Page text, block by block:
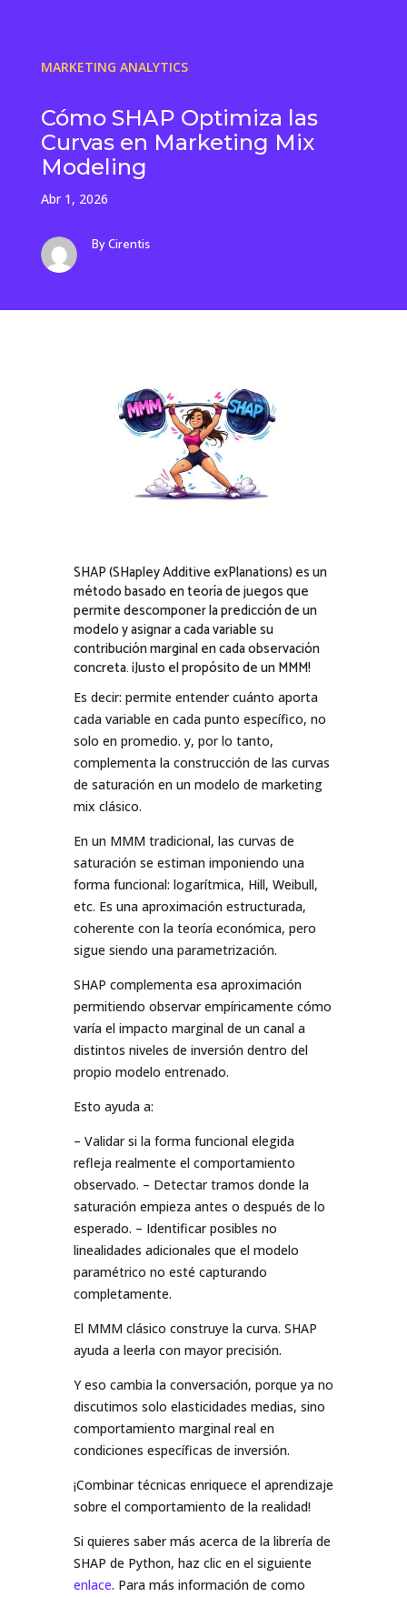
MARKETING ANALYTICS
Cómo SHAP Optimiza las
Curvas en Marketing Mix
Modeling
Abr 1, 2026
By Cirentis
SHAP (SHapley Additive exPlanations) es un
método basado en teoría de juegos que
permite descomponer la predicción de un
modelo y asignar a cada variable su
contribución marginal en cada observación
concreta. ¡Justo el propósito de un MMM!
Es decir: permite entender cuánto aporta
cada variable en cada punto específico, no
solo en promedio. y, por lo tanto,
complementa la construcción de las curvas
de saturación en un modelo de marketing
mix clásico.
En un MMM tradicional, las curvas de
saturación se estiman imponiendo una
forma funcional: logarítmica, Hill, Weibull,
etc. Es una aproximación estructurada,
coherente con la teoría económica, pero
sigue siendo una parametrización.
SHAP complementa esa aproximación
permitiendo observar empíricamente cómo
varía el impacto marginal de un canal a
distintos niveles de inversión dentro del
propio modelo entrenado.
Esto ayuda a:
– Validar si la forma funcional elegida
refleja realmente el comportamiento
observado. – Detectar tramos donde la
saturación empieza antes o después de lo
esperado. – Identificar posibles no
linealidades adicionales que el modelo
paramétrico no esté capturando
completamente.
El MMM clásico construye la curva. SHAP
ayuda a leerla con mayor precisión.
Y eso cambia la conversación, porque ya no
discutimos solo elasticidades medias, sino
comportamiento marginal real en
condiciones específicas de inversión.
¡Combinar técnicas enriquece el aprendizaje
sobre el comportamiento de la realidad!
Si quieres saber más acerca de la librería de
SHAP de Python, haz clic en el siguiente
enlace. Para más información de como